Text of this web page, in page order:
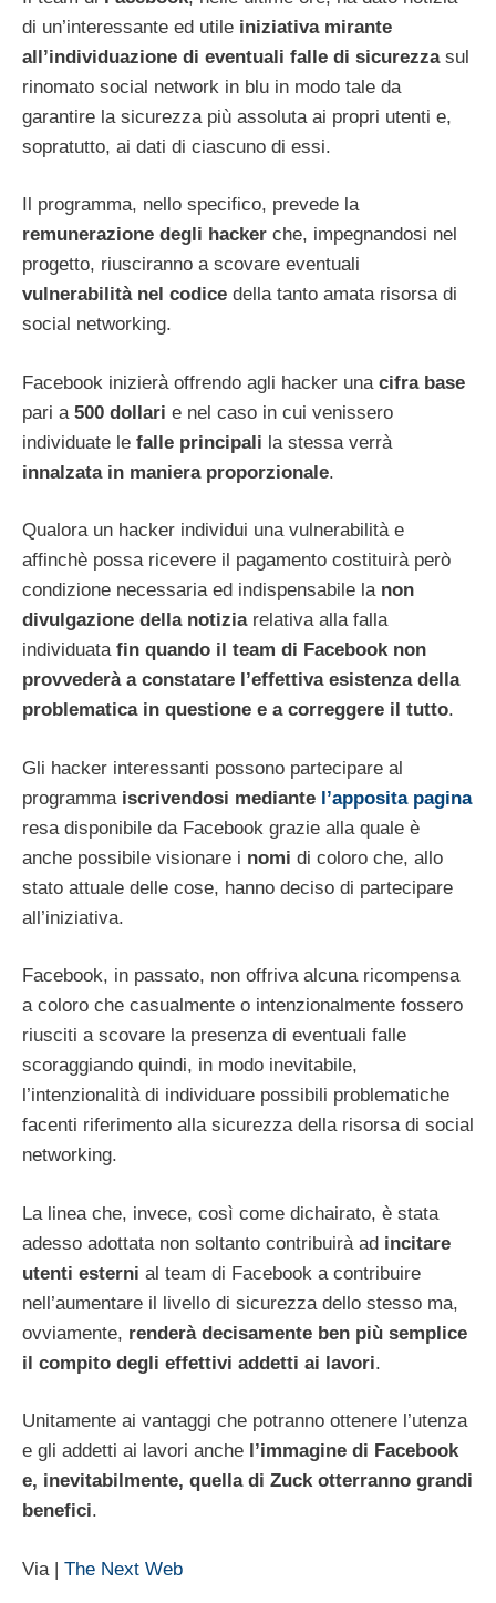
di un’interessante ed utile iniziativa mirante
all’individuazione di eventuali falle di sicurezzasul
rinomato social network in blu in modo tale da
garantire la sicurezza più assoluta ai propri utenti e,
sopratutto, ai dati di ciascuno di essi.
Il programma, nello specifico, prevede la
remunerazione degli hacker che, impegnandosi nel
progetto, riusciranno a scovare eventuali
vulnerabilità nel codice della tanto amata risorsa di
social networking.
Facebook inizierà offrendo agli hacker una cifra base
pari a 500 dollari e nel caso in cui venissero
individuate le falle principali la stessa verrà
innalzata in maniera proporzionale.
Qualora un hacker individui una vulnerabilità e
affinchè possa ricevere il pagamento costituirà però
condizione necessaria ed indispensabile lanon
divulgazione della notiziarelativa alla falla
individuata fin quando il team di Facebook non
provvederà a constatare l’effettiva esistenza della
problematica in questione e a correggere il tutto.
Gli hacker interessanti possono partecipare al
programma iscrivendosi mediante l’apposita pagina
resa disponibile da Facebook grazie alla quale è
anche possibile visionare i nomi di coloro che, allo
stato attuale delle cose, hanno deciso di partecipare
all’iniziativa.
Facebook, in passato, non offriva alcuna ricompensa
a coloro che casualmente o intenzionalmente fossero
riusciti a scovare la presenza di eventuali falle
scoraggiando quindi, in modo inevitabile,
l’intenzionalità di individuare possibili problematiche
facenti riferimento alla sicurezza della risorsa di social
networking.
La linea che, invece, così come dichairato, è stata
adesso adottata non soltanto contribuirà ad incitare
utenti esterni al team di Facebook a contribuire
nell’aumentare il livello di sicurezza dello stesso ma,
ovviamente, renderà decisamente ben più semplice
il compito degli effettivi addetti ai lavori.
Unitamente ai vantaggi che potranno ottenere l’utenza
e gli addetti ai lavori anche l’immagine di Facebook
e, inevitabilmente, quella di Zuck otterranno grandi
benefici.
Via | The Next Web